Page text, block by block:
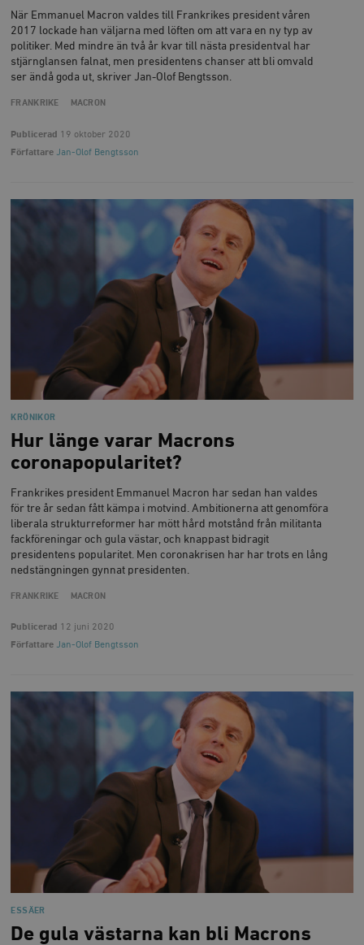
När Emmanuel Macron valdes till Frankrikes president våren
2017 lockade han väljarna med löften om att vara en ny typ av
politiker. Med mindre än två år kvar till nästa presidentval har
stjärnglansen falnat, men presidentens chanser att bli omvald
ser ändå goda ut, skriver Jan-Olof Bengtsson.
FRANKRIKE MACRON
Publicerad 19 oktober 2020
Författare Jan-Olof Bengtsson
KRÖNIKOR
Hur länge varar Macrons
coronapopularitet?
Frankrikes president Emmanuel Macron har sedan han valdes
för tre år sedan fått kämpa i motvind. Ambitionerna att genomföra
liberala strukturreformer har mött hård motstånd från militanta
fackföreningar och gula västar, och knappast bidragit
presidentens popularitet. Men coronakrisen har har trots en lång
nedstängningen gynnat presidenten.
FRANKRIKE MACRON
Publicerad 12 juni 2020
Författare Jan-Olof Bengtsson
ESSÄER
De gula västarna kan bli Macrons